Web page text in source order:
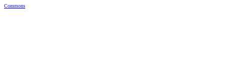
Commons